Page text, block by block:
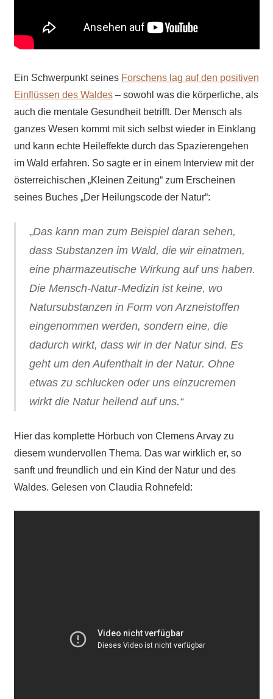
Ein Schwerpunkt seines Forschens lag auf den positiven
Einflüssen des Waldes– sowohl was die körperliche, als
auch die mentale Gesundheit betrifft. Der Mensch als
ganzes Wesen kommt mit sich selbst wieder in Einklang
und kann echte Heileffekte durch das Spazierengehen
im Wald erfahren. So sagte er in einem Interview mit der
österreichischen „Kleinen Zeitung“ zum Erscheinen
seines Buches „Der Heilungscode der Natur“:
„Das kann man zum Beispiel daran sehen,
dass Substanzen im Wald, die wir einatmen,
eine pharmazeutische Wirkung auf uns haben.
Die Mensch-Natur-Medizin ist keine, wo
Natursubstanzen in Form von Arzneistoffen
eingenommen werden, sondern eine, die
dadurch wirkt, dass wir in der Natur sind. Es
geht um den Aufenthalt in der Natur. Ohne
etwas zu schlucken oder uns einzucremen
wirkt die Natur heilend auf uns.“
Hier das komplette Hörbuch von Clemens Arvay zu
diesem wundervollen Thema. Das war wirklich er, so
sanft und freundlich und ein Kind der Natur und des
Waldes. Gelesen von Claudia Rohnefeld: